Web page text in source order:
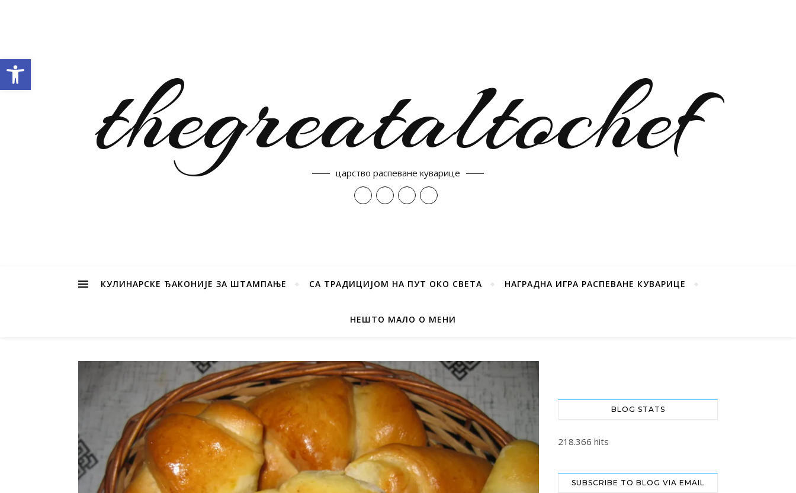
thegreataltochef
царство распеване куварице
КУЛИНАРСКЕ ЂАКОНИЈЕ ЗА ШТАМПАЊЕ СА ТРАДИЦИЈОМ НА ПУТ ОКО СВЕТА НАГРАДНА ИГРА РАСПЕВАНЕ КУВАРИЦЕ
НЕШТО МАЛО О МЕНИ
BLOG STATS
218.366 hits
SUBSCRIBE TO BLOG VIA EMAIL
Open toolbar